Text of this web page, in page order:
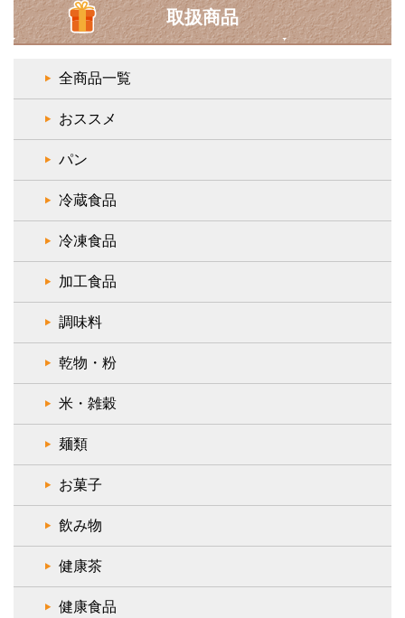
取扱商品
全商品一覧
おススメ
パン
冷蔵食品
冷凍食品
加工食品
調味料
乾物・粉
米・雑穀
麺類
お菓子
飲み物
健康茶
健康食品